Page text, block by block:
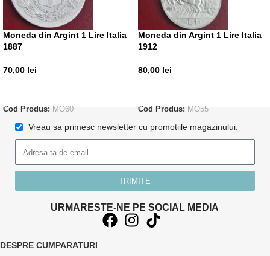
Moneda din Argint 1 Lire Italia
1887
70,00 lei
Cod Produs: MO60
Moneda din Argint 1 Lire Italia
1912
80,00 lei
Cod Produs: MO55
Vreau sa primesc newsletter cu promotiile magazinului.
TRIMITE
URMARESTE-NE PE SOCIAL MEDIA
DESPRE CUMPARATURI